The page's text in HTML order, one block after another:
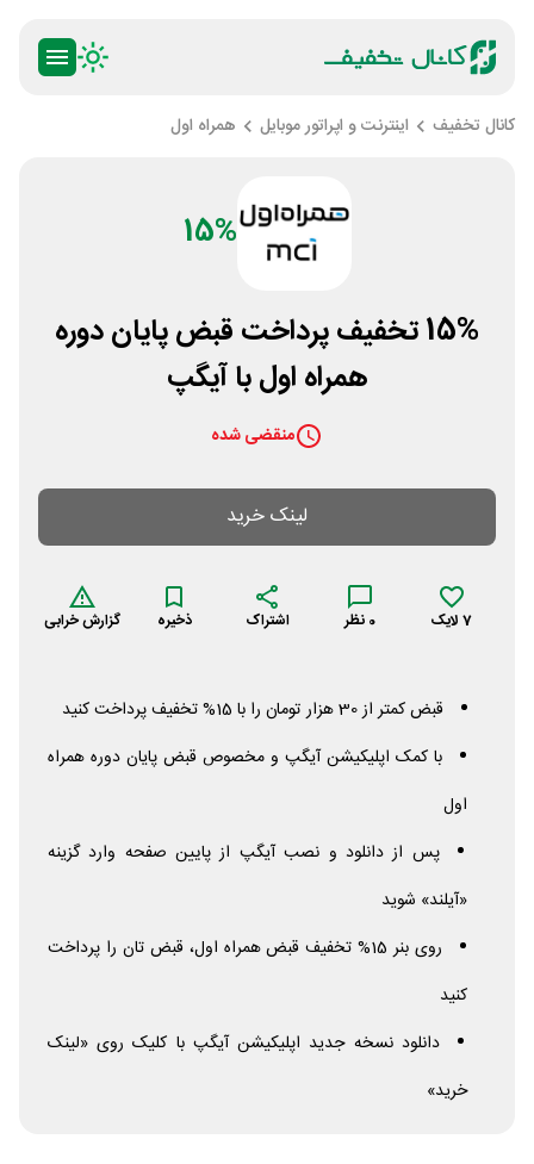
کانال تخفیف اینترنت و اپراتور موبایل همراه اول
15%
15% تخفیف پرداخت قبض پایان دوره
همراه اول با آیگپ
منقضی شده
لینک خرید
7لایک 0 نظر اشتراک ذخیره گزارش خرابی
قبض کمتر از 30 هزار تومان را با 15% تخفیف پرداخت کنید
با کمک اپلیکیشن آیگپ و مخصوص قبض پایان دوره همراه
اول
پس از دانلود و نصب آیگپ از پایین صفحه وارد گزینه
«آیلند» شوید
روی بنر 15% تخفیف قبض همراه اول، قبض تان را پرداخت
کنید
دانلود نسخه جدید اپلیکیشن آیگپ با کلیک روی «لینک
خرید»